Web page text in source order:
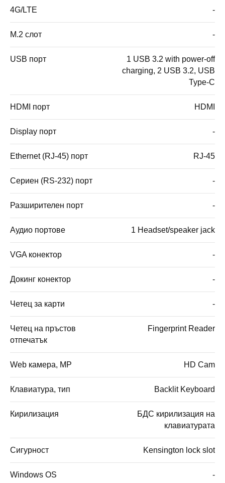
4G/LTE -
M.2 слот -
USB порт
1 USB 3.2 with power-off
charging, 2 USB 3.2, USB
Type-C
HDMI порт HDMI
Display порт -
Ethernet (RJ-45) порт RJ-45
Сериен (RS-232) порт -
Разширителен порт -
Аудио портове 1 Headset/speaker jack
VGA конектор -
Докинг конектор -
Четец за карти -
Четец на пръстов
отпечатък
Fingerprint Reader
Web камера, MP HD Cam
Клавиатура, тип Backlit Keyboard
Кирилизация
БДС кирилизация на
клавиатурата
Сигурност Kensington lock slot
Windows OS -